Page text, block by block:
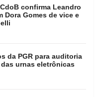
confirma Leandro
Dora Gomes de vice e
da PGR para auditoria
urnas eletrônicas